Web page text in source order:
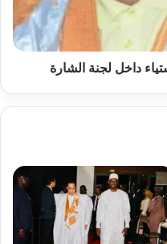
داخل لجنة الشارة